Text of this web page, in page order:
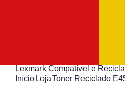
Lexmark Compatível e
Início LojaToner Reciclado